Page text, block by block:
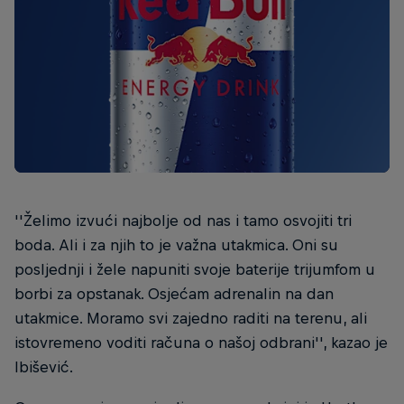
''Želimo izvući najbolje od nas i tamo osvojiti tri
boda. Ali i za njih to je važna utakmica. Oni su
posljednji i žele napuniti svoje baterije trijumfom u
borbi za opstanak. Osjećam adrenalin na dan
utakmice. Moramo svi zajedno raditi na terenu, ali
istovremeno voditi računa o našoj odbrani'', kazao je
Ibišević.